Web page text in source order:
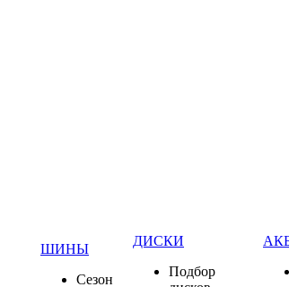
ШИНЫ
Сезон
ДИСКИ
Подбор